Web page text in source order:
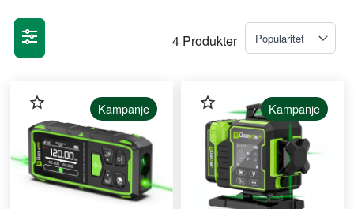
4 Produkter
Kampanje Kampanje